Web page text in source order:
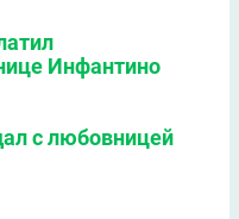
Инфантино
с любовницей